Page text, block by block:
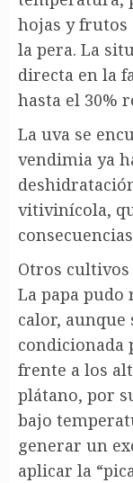
hojas y frutos
la pera. La
directa en la
hasta el 30%
La uva se
vendimia ya
vitivinícola,
Otros
La papa pudo
calor,
condicionada
frente a los
plátano, por
bajo
generar un
aplicar la